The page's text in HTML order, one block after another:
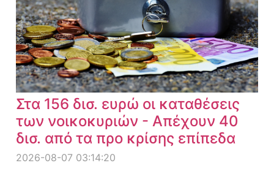
Στα 156 δισ. ευρώ οι καταθέσεις
των νοικοκυριών - Απέχουν 40
δισ. από τα προ κρίσης επίπεδα
2026-08-07 03:14:20